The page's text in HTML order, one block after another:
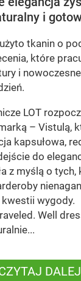
i
tkanin o
które
i
LOT
– Vistulą,
kapsułowa,
do
z myślą o
wygody.
Well
DALEJ